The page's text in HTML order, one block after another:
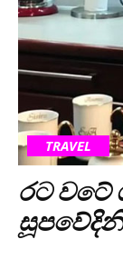
TRAVEL
රට වටේ